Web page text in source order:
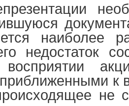
наиболее
недостаток
восприятии
к
не